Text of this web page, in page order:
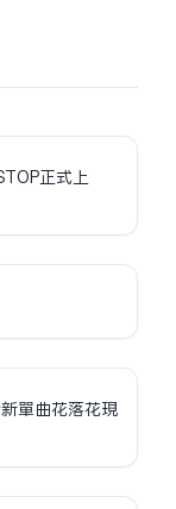
正式上
單曲花落花現